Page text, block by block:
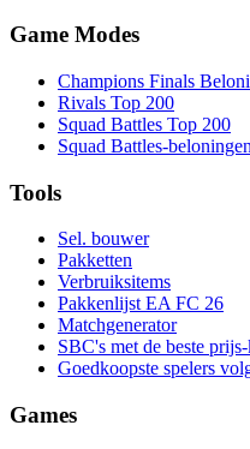
Game Modes
Champions Finals
Rivals Top 200
Squad Battles Top 200
Squad Battles-beloningen
Tools
Sel. bouwer
Pakketten
Verbruiksitems
Pakkenlijst EA FC 26
Matchgenerator
SBC's met de beste
Goedkoopste spelers
Games